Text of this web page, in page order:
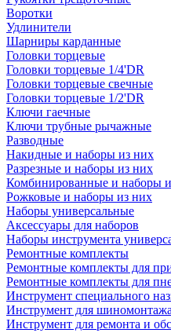
Воротки
Удлинители
Шарниры карданные
Головки торцевые
Головки торцевые 1/4'DR
Головки торцевые свечные
Головки торцевые 1/2'DR
Ключи гаечные
Ключи трубные рычажные
Разводные
Накидные и наборы из них
Разрезные и наборы из них
Комбинированные и наборы
Рожковые и наборы из них
Наборы универсальные
Аксессуары для наборов
Наборы инструмента
Ремонтные комплекты
Ремонтные комплекты для
Ремонтные комплекты для
Инструмент специального
Инструмент для шиномонтажа
Инструмент для ремонта и